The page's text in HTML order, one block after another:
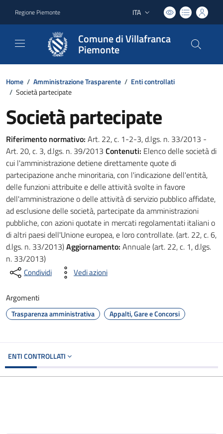
Regione Piemonte Lingua attiva:
ITA
Comune di Villafranca
Piemonte
Home / Amministrazione Trasparente / Enti controllati
/ Società partecipate
Società partecipate
Riferimento normativo: Art. 22, c. 1-2-3, d.lgs. n. 33/2013 -
Art. 20, c. 3, d.lgs. n. 39/2013 Contenuti: Elenco delle società di
cui l'amministrazione detiene direttamente quote di
partecipazione anche minoritaria, con l'indicazione dell'entità,
delle funzioni attribuite e delle attività svolte in favore
dell'amministrazione o delle attività di servizio pubblico affidate,
ad esclusione delle società, partecipate da amministrazioni
pubbliche, con azioni quotate in mercati regolamentati italiani o
di altri paesi dell'Unione europea, e loro controllate. (art. 22, c. 6,
d.lgs. n. 33/2013)Aggiornamento: Annuale (art. 22, c. 1, d.lgs.
n. 33/2013)
Condividi Vedi azioni
Argomenti
Trasparenza amministrativa Appalti, Gare e Concorsi
ENTI CONTROLLATI